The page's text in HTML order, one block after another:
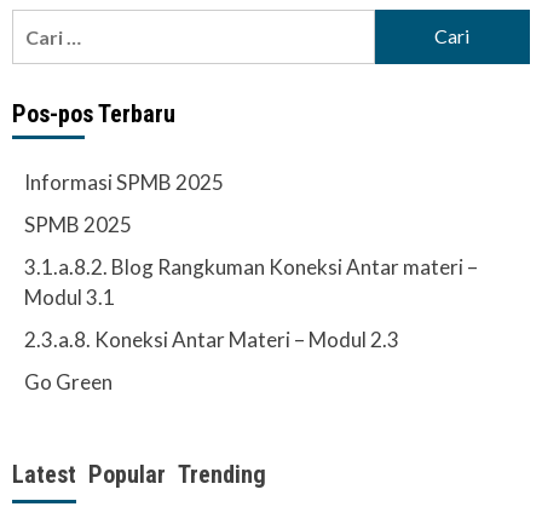
untuk:
Pos-pos Terbaru
Informasi SPMB 2025
SPMB 2025
3.1.a.8.2. Blog Rangkuman Koneksi Antar materi –
Modul 3.1
2.3.a.8. Koneksi Antar Materi – Modul 2.3
Go Green
Latest Popular Trending